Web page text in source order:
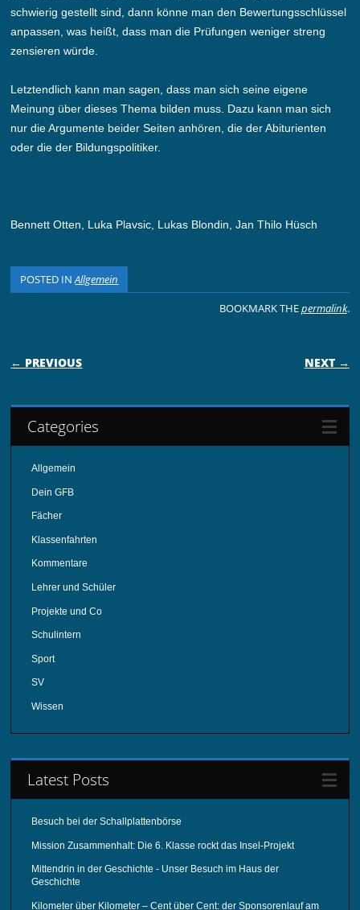
schwierig gestellt sind, dann könne man den Bewertungsschlüssel
anpassen, was heißt, dass man die Prüfungen weniger streng
zensieren würde.
Letztendlich kann man sagen, dass man sich seine eigene
Meinung über dieses Thema bilden muss. Dazu kann man sich
nur die Argumente beider Seiten anhören, die der Abiturienten
oder die der Bildungspolitiker.
Bennett Otten, Luka Plavsic, Lukas Blondin, Jan Thilo Hüsch
POSTED INAllgemein
BOOKMARK THEpermalink.
POST NAVIGATION
← PREVIOUS NEXT →
Categories
Allgemein
Dein GFB
Fächer
Klassenfahrten
Kommentare
Lehrer und Schüler
Projekte und Co
Schulintern
Sport
SV
Wissen
Latest Posts
Besuch bei der Schallplattenbörse
Mission Zusammenhalt: Die 6. Klasse rockt das Insel-Projekt
Mittendrin in der Geschichte - Unser Besuch im Haus der
Geschichte
Kilometer über Kilometer – Cent über Cent: der Sponsorenlauf am